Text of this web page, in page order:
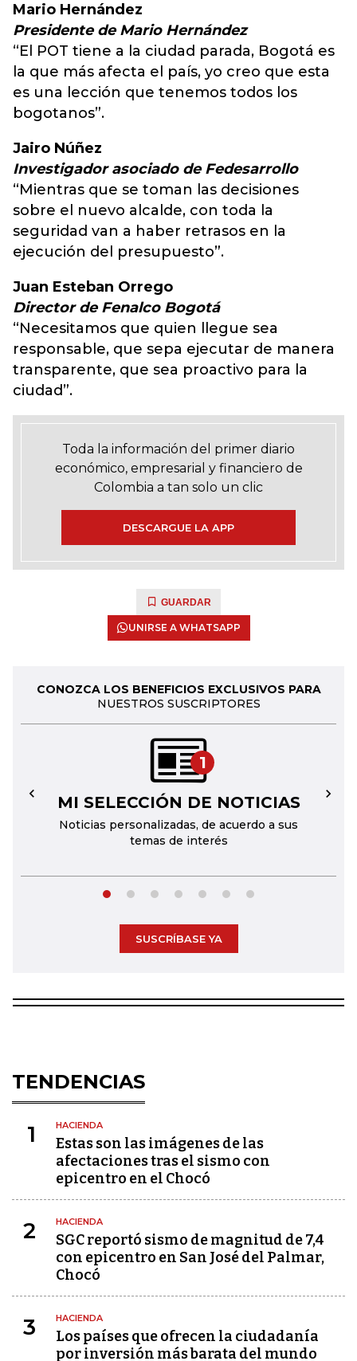
Mario Hernández
Presidente de Mario Hernández
“El POT tiene a la ciudad parada, Bogotá es
la que más afecta el país, yo creo que esta
es una lección que tenemos todos los
bogotanos”.
Jairo Núñez
Investigador asociado de Fedesarrollo
“Mientras que se toman las decisiones
sobre el nuevo alcalde, con toda la
seguridad van a haber retrasos en la
ejecución del presupuesto”.
Juan Esteban Orrego
Director de Fenalco Bogotá
“Necesitamos que quien llegue sea
responsable, que sepa ejecutar de manera
transparente, que sea proactivo para la
ciudad”.
Toda la información del primer diario
económico, empresarial y financiero de
Colombia a tan solo un clic
DESCARGUE LA APP
GUARDAR
UNIRSE A WHATSAPP
CONOZCA LOS BENEFICIOS EXCLUSIVOS PARA
NUESTROS SUSCRIPTORES
1
MI SELECCIÓN DE NOTICIAS
Noticias personalizadas, de acuerdo a sus
temas de interés
← →
SUSCRÍBASE YA
TENDENCIAS
1 HACIENDA
Estas son las imágenes de las
afectaciones tras el sismo con
epicentro en el Chocó
2 HACIENDA
SGC reportó sismo de magnitud de 7,4
con epicentro en San José del Palmar,
Chocó
3 HACIENDA
Los países que ofrecen la ciudadanía
por inversión más barata del mundo